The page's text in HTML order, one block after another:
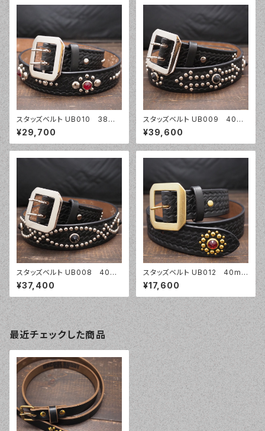
スタッズベルト UB010 38m
m幅 バスケットウェーブ
¥29,700
スタッズベルト UB009 40m
m幅 バスケットウェーブ
¥39,600
スタッズベルト UB008 40m
m幅 バスケットウェーブ
¥37,400
スタッズベルト UB012 40mm
幅 バスケットウェーブ
¥17,600
最近チェックした商品